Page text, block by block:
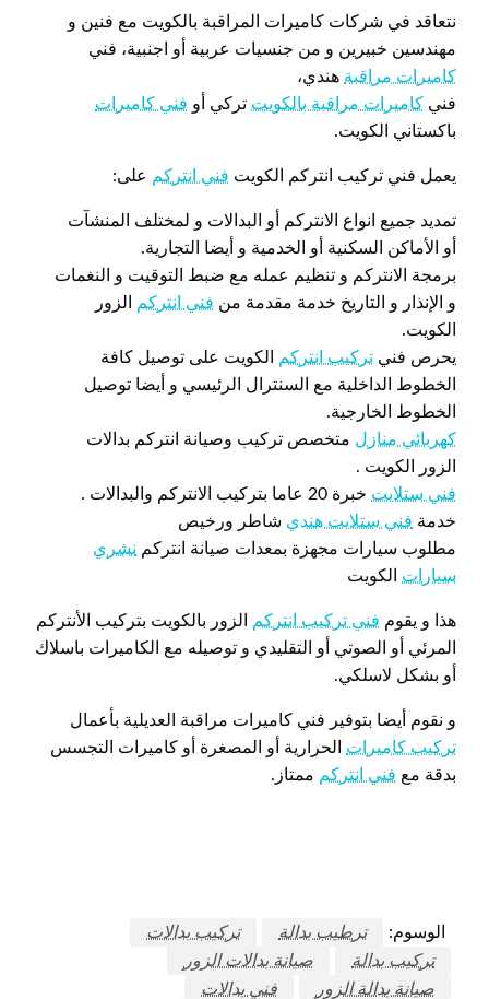
نتعاقد في شركات كاميرات المراقبة بالكويت مع فنين و
مهندسين خبيرين و من جنسيات عربية أو اجنبية، فني
كاميرات مراقبة هندي،
فني كاميرات مراقبة بالكويت تركي أو فني كاميرات
باكستاني الكويت.
يعمل فني تركيب انتركم الكويت فني انتركم على:
تمديد جميع انواع الانتركم أو البدالات و لمختلف المنشآت
أو الأماكن السكنية أو الخدمية و أيضا التجارية.
برمجة الانتركم و تنظيم عمله مع ضبط التوقيت و النغمات
و الإنذار و التاريخ خدمة مقدمة من فني انتركم
الزور
الكويت.
يحرص فني تركيب انتركم
الكويت على توصيل كافة
الخطوط الداخلية مع السنترال الرئيسي و أيضا توصيل
الخطوط الخارجية.
كهربائي منازل متخصص تركيب وصيانة انتركم بدالات
الزور الكويت .
فني ستلايت خبرة 20 عاما بتركيب الانتركم والبدالات .
خدمة فني ستلايت هندي شاطر ورخيص
مطلوب سيارات مجهزة بمعدات صيانة انتركم نشري
سيارات الكويت
هذا و يقوم فني تركيب انتركم
الزور بالكويت بتركيب الأنتركم
المرئي أو الصوتي أو التقليدي و توصيله مع الكاميرات باسلاك
أو بشكل لاسلكي.
و نقوم أيضا بتوفير فني كاميرات مراقبة العديلية بأعمال
تركيب كاميرات الحرارية أو المصغرة أو كاميرات التجسس
بدقة مع فني انتركم ممتاز.
الوسوم: ترطيب بدالة
تركيب بدالات
تركيب بدالة
صيانة بدالات الزور
صيانة بدالة الزور
فني بدالات